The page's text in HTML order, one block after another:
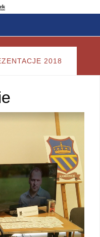
2018